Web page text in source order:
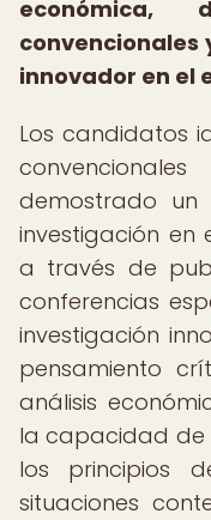
económica,
convencionales
innovador en el
Los candidatos
demostrado un
investigación en
a través de
conferencias
investigación
pensamiento
análisis
la capacidad
los principios
situaciones